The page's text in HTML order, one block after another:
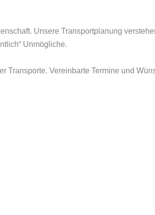
Unsere Transportplanung
Unmögliche.
Transporte. Vereinbarte Termine und